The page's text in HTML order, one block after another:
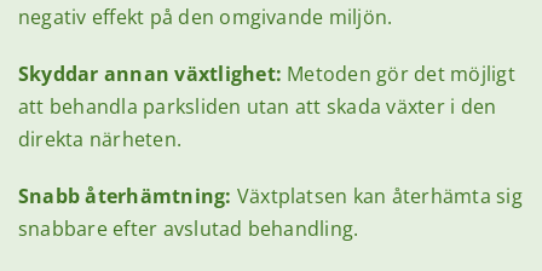
negativ effekt på den omgivande miljön.
Skyddar annan växtlighet: Metoden gör det möjligt
att behandla parksliden utan att skada växter i den
direkta närheten.
Snabb återhämtning: Växtplatsen kan återhämta sig
snabbare efter avslutad behandling.